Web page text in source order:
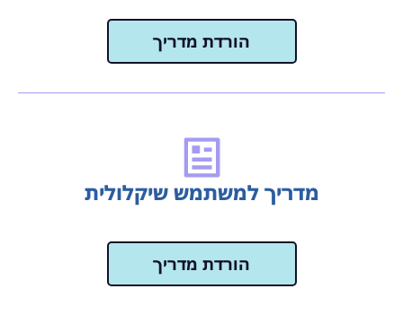
הורדת מדריך
מדריך למשתמש שיקלולית
הורדת מדריך